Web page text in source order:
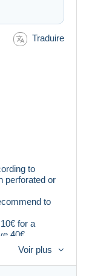
Traduire
to
perforated or
to
for a
40€
Voir plus